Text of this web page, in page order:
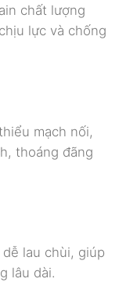
chất lượng
lực và chống
mạch nối,
thoáng đãng
lau chùi, giúp
lâu dài.